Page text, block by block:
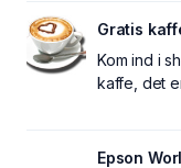
Gratis
Kom ind i
kaffe, det
Epson